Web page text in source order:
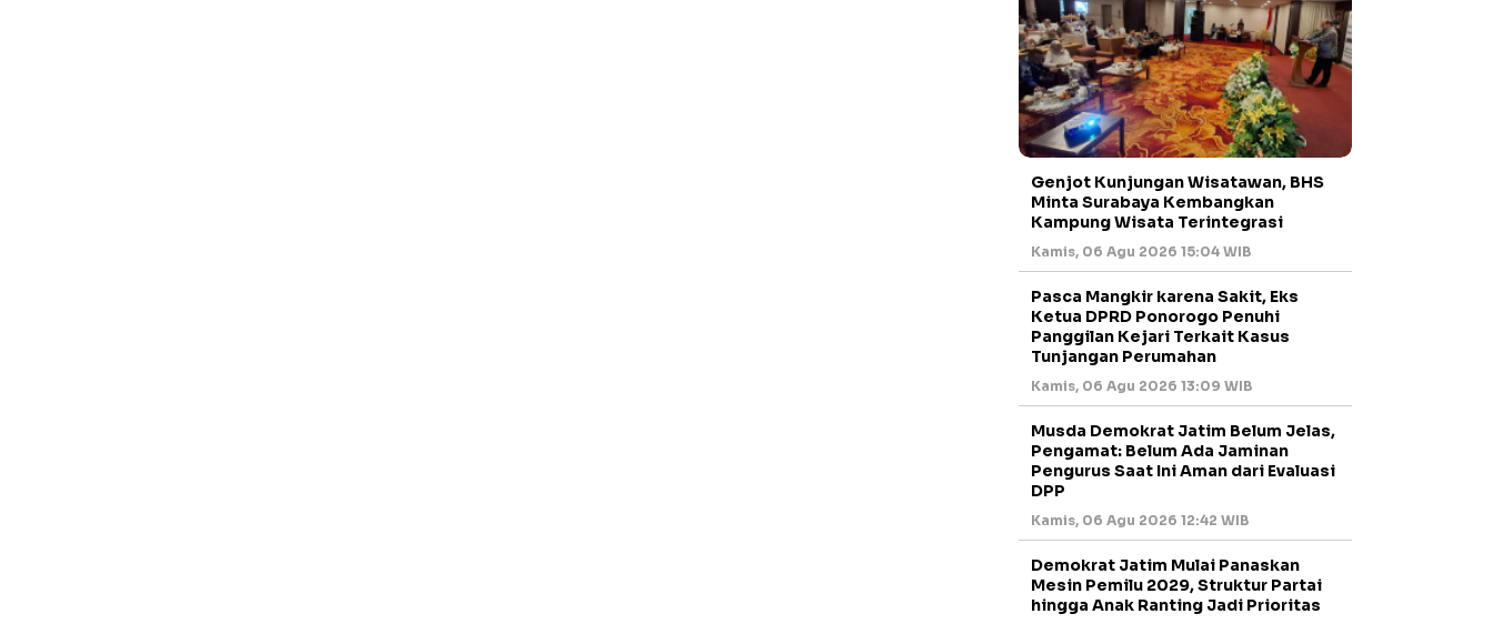
Genjot Kunjungan Wisatawan, BHS
Minta Surabaya Kembangkan
Kampung Wisata Terintegrasi
Kamis, 06 Agu 2026 15:04 WIB
Pasca Mangkir karena Sakit, Eks
Ketua DPRD Ponorogo Penuhi
Panggilan Kejari Terkait Kasus
Tunjangan Perumahan
Kamis, 06 Agu 2026 13:09 WIB
Musda Demokrat Jatim Belum Jelas,
Pengamat: Belum Ada Jaminan
Pengurus Saat Ini Aman dari Evaluasi
DPP
Kamis, 06 Agu 2026 12:42 WIB
Demokrat Jatim Mulai Panaskan
Mesin Pemilu 2029, Struktur Partai
hingga Anak Ranting Jadi Prioritas